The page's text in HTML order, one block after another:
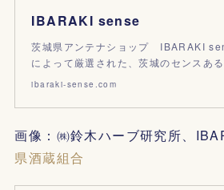
IBARAKI sense
茨城県アンテナショップ IBARAKI
によって厳選された、茨城のセンスあ
ibaraki-sense.com
画像：㈱鈴木ハーブ研究所、
県酒蔵組合